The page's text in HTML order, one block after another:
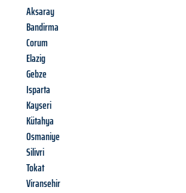
Aksaray
Bandirma
Corum
Elazig
Gebze
Isparta
Kayseri
Kütahya
Osmaniye
Silivri
Tokat
Viransehir